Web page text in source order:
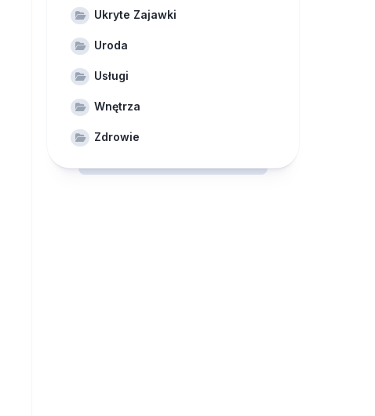
Ukryte Zajawki
Uroda
Usługi
Wnętrza
Zdrowie